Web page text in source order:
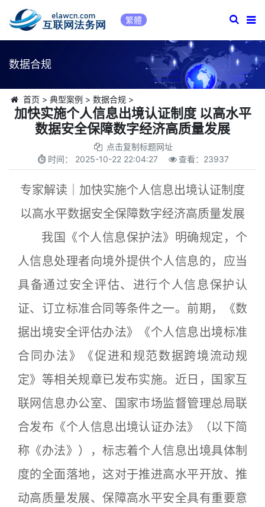
繁體
数据合规
首页 > 典型案例 > 数据合规 >
加快实施个人信息出境认证制度 以高水平
数据安全保障数字经济高质量发展
点击复制标题网址
时间： 2025-10-22 22:04:27 查看： 23937
专家解读｜加快实施个人信息出境认证制度
以高水平数据安全保障数字经济高质量发展
我国《个人信息保护法》明确规定，个
人信息处理者向境外提供个人信息的，应当
具备通过安全评估、进行个人信息保护认
证、订立标准合同等条件之一。前期，《数
据出境安全评估办法》《个人信息出境标准
合同办法》《促进和规范数据跨境流动规
定》等相关规章已发布实施。近日，国家互
联网信息办公室、国家市场监督管理总局联
合发布《个人信息出境认证办法》（以下简
称《办法》），标志着个人信息出境具体制
度的全面落地，这对于推进高水平开放、推
动高质量发展、保障高水平安全具有重要意